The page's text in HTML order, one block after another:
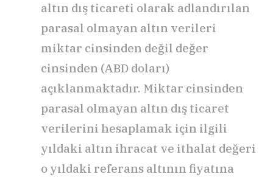
altın dış ticareti olarak adlandırılan
parasal olmayan altın verileri
miktar cinsinden değil değer
cinsinden (ABD doları)
açıklanmaktadır. Miktar cinsinden
parasal olmayan altın dış ticaret
verilerini hesaplamak için ilgili
yıldaki altın ihracat ve ithalat değeri
o yıldaki referans altının fiyatına